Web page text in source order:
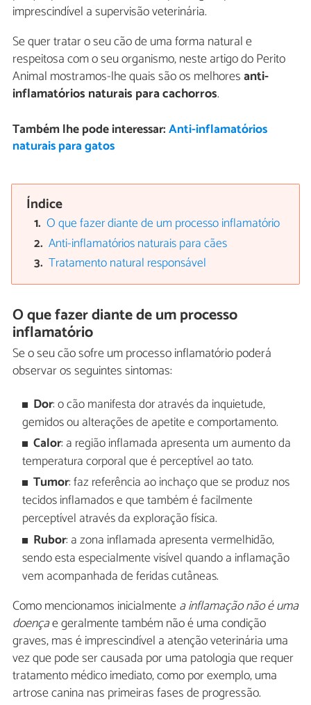
imprescindível a supervisão veterinária.
Se quer tratar o seu cão de uma forma natural e
respeitosa com o seu organismo, neste artigo do Perito
Animal mostramos-lhe quais são os melhoresanti-
inflamatórios naturais para cachorros.
Também lhe pode interessar:Anti-inflamatórios
naturais para gatos
Índice
O que fazer diante de um processo inflamatório
Anti-inflamatórios naturais para cães
Tratamento natural responsável
O que fazer diante de um processo
inflamatório
Se o seu cão sofre um processo inflamatório poderá
observar os seguintes sintomas:
Dor: o cão manifesta dor através da inquietude,
gemidos ou alterações de apetite e comportamento.
Calor: a região inflamada apresenta um aumento da
temperatura corporal que é perceptível ao tato.
Tumor: faz referência ao inchaço que se produz nos
tecidos inflamados e que também é facilmente
perceptível através da exploração física.
Rubor: a zona inflamada apresenta vermelhidão,
sendo esta especialmente visível quando a inflamação
vem acompanhada de feridas cutâneas.
Como mencionamos inicialmentea inflamação não é uma
doençae geralmente também não é uma condição
graves, mas é imprescindível a atenção veterinária uma
vez que pode ser causada por uma patologia que requer
tratamento médico imediato, como por exemplo, uma
artrose canina nas primeiras fases de progressão.